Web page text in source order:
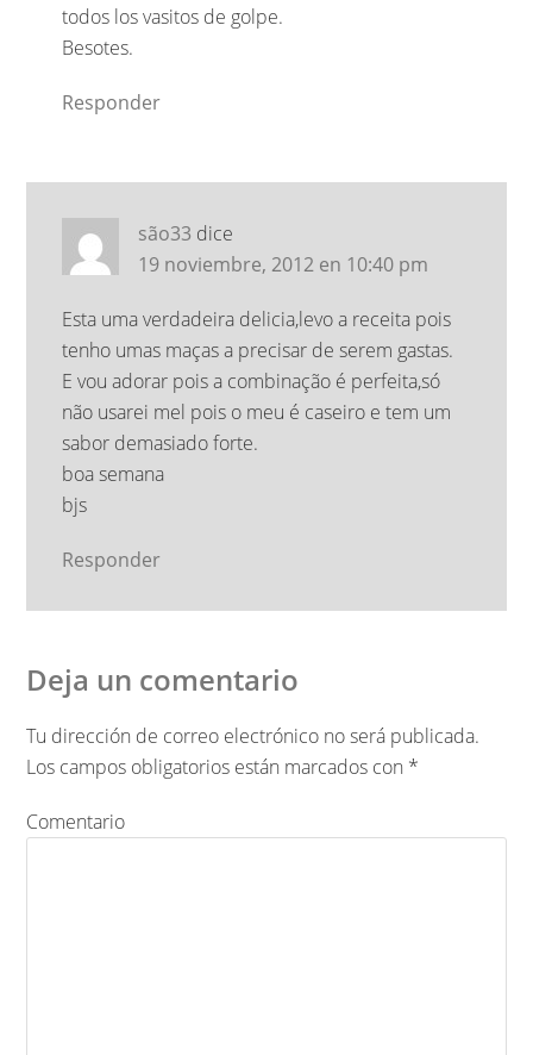
todos los vasitos de golpe.
Besotes.
Responder
são33 dice
19 noviembre, 2012 en 10:40 pm
Esta uma verdadeira delicia,levo a receita pois
tenho umas maças a precisar de serem gastas.
E vou adorar pois a combinação é perfeita,só
não usarei mel pois o meu é caseiro e tem um
sabor demasiado forte.
boa semana
bjs
Responder
Deja un comentario
Tu dirección de correo electrónico no será publicada.
Los campos obligatorios están marcados con *
Comentario